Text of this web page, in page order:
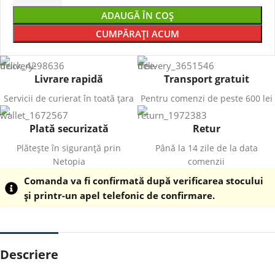
ADAUGĂ ÎN COȘ
CUMPĂRAȚI ACUM
Livrare rapidă
Servicii de curierat în toată țara
Transport gratuit
Pentru comenzi de peste 600 lei
Plată securizată
Plătește în siguranță prin
Netopia
Retur
Până la 14 zile de la data
comenzii
Comanda va fi confirmată după verificarea stocului
și printr-un apel telefonic de confirmare.
Descriere